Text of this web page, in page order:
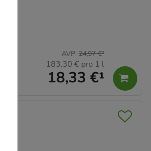
18,33 €¹
AVP: 24,97 €²
183,30 € pro 1 l